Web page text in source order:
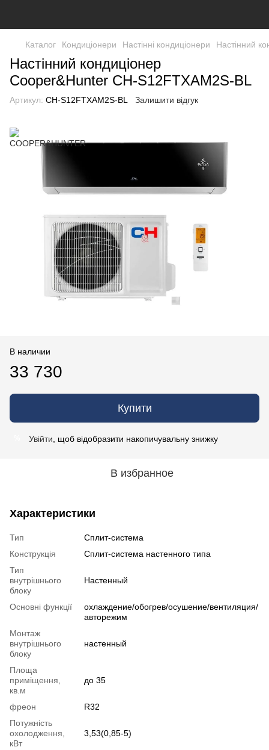
Каталог Кондиціонери Настінні кондиціонери Настінний
Настінний кондиціонер
Cooper&Hunter CH-S12FTXAM2S-BL
Артикул: CH-S12FTXAM2S-BL Залишити відгук
В наличии
33 730
Купити
Увійти , щоб відобразити накопичувальну знижку
В избранное
Характеристики
Тип
Сплит-система
Конструкція
Cплит-система настенного типа
Тип
внутрішнього
блоку
Настенный
Основні функції
охлаждение/обогрев/осушение/вентиляция/
авторежим
Монтаж
внутрішнього
блоку
настенный
Площа
приміщення,
кв.м
до 35
фреон
R32
Потужність
охолодження,
кВт
3,53(0,85-5)